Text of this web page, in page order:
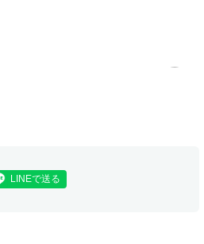
LINEで送る